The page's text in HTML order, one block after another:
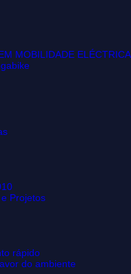
MOBILIDADE ELÉCTRICA
Projetos
rápido
do ambiente